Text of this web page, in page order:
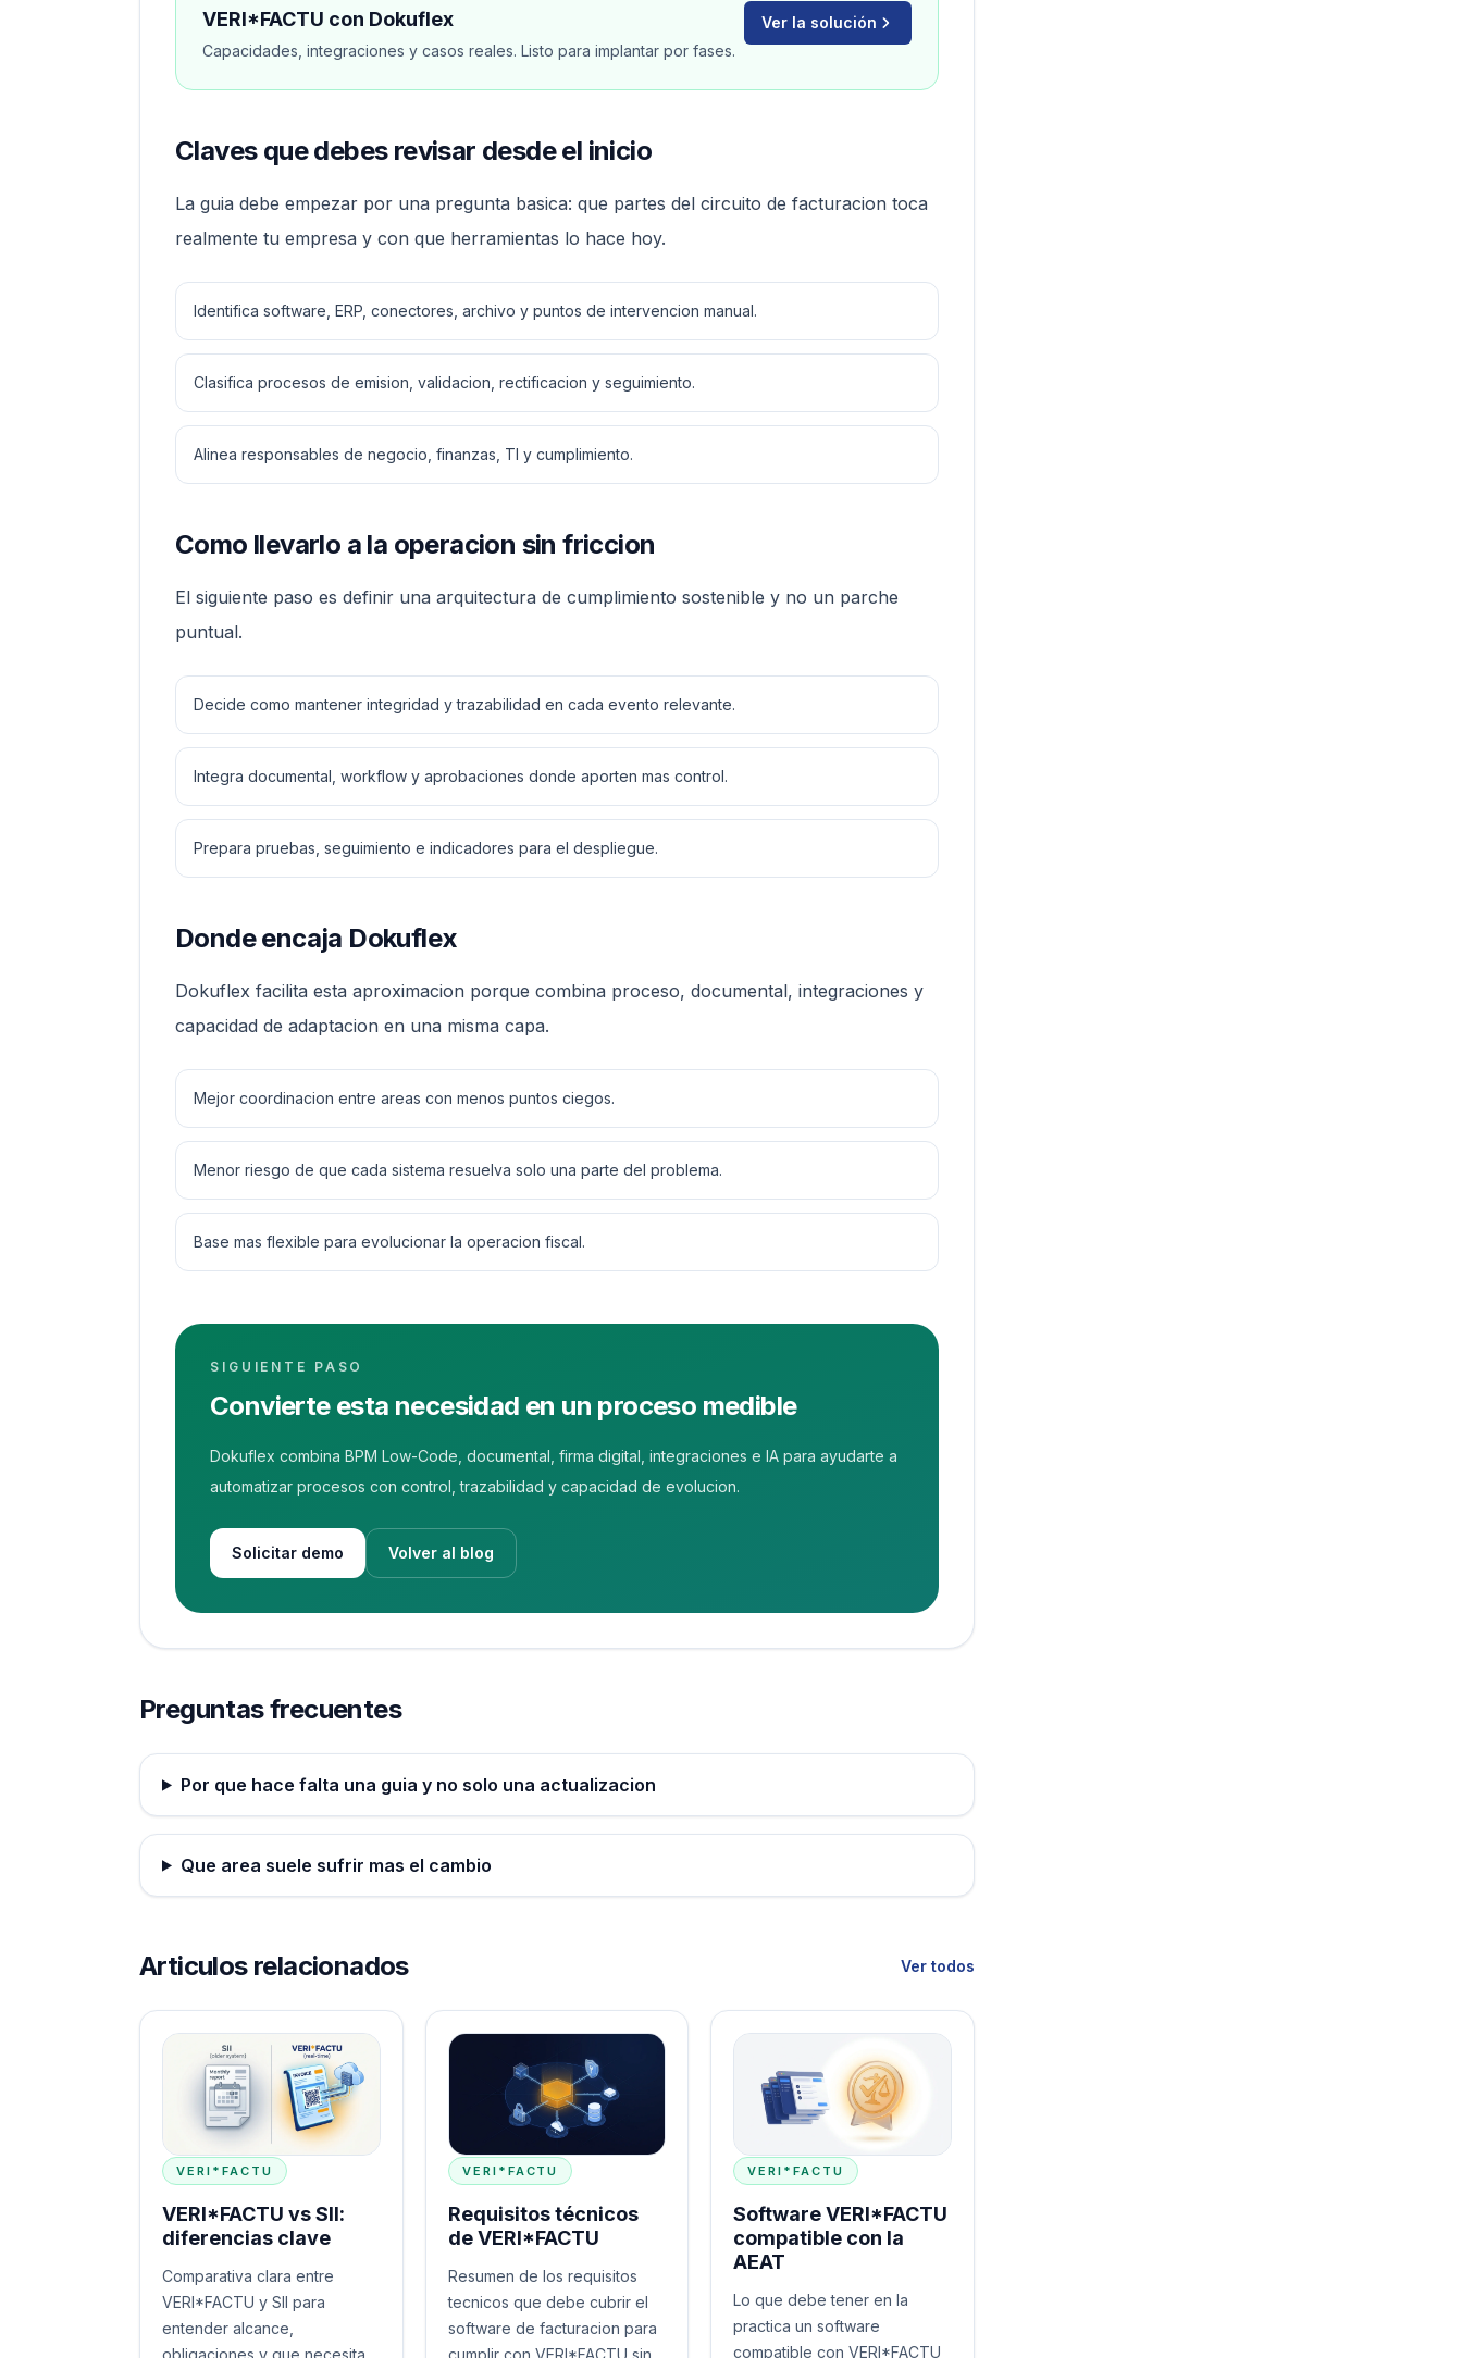
VERI*FACTU con Dokuflex
Capacidades, integraciones y casos reales. Listo para implantar por fases.
Ver la solución
Claves que debes revisar desde el inicio
La guia debe empezar por una pregunta basica: que partes del circuito de facturacion toca
realmente tu empresa y con que herramientas lo hace hoy.
Identifica software, ERP, conectores, archivo y puntos de intervencion manual.
Clasifica procesos de emision, validacion, rectificacion y seguimiento.
Alinea responsables de negocio, finanzas, TI y cumplimiento.
Como llevarlo a la operacion sin friccion
El siguiente paso es definir una arquitectura de cumplimiento sostenible y no un parche
puntual.
Decide como mantener integridad y trazabilidad en cada evento relevante.
Integra documental, workflow y aprobaciones donde aporten mas control.
Prepara pruebas, seguimiento e indicadores para el despliegue.
Donde encaja Dokuflex
Dokuflex facilita esta aproximacion porque combina proceso, documental, integraciones y
capacidad de adaptacion en una misma capa.
Mejor coordinacion entre areas con menos puntos ciegos.
Menor riesgo de que cada sistema resuelva solo una parte del problema.
Base mas flexible para evolucionar la operacion fiscal.
SIGUIENTE PASO
Convierte esta necesidad en un proceso medible
Dokuflex combina BPM Low-Code, documental, firma digital, integraciones e IA para ayudarte a
automatizar procesos con control, trazabilidad y capacidad de evolucion.
Solicitar demo Volver al blog
Preguntas frecuentes
Por que hace falta una guia y no solo una actualizacion
Que area suele sufrir mas el cambio
Articulos relacionados Ver todos
VERI*FACTU
VERI*FACTU vs SII:
diferencias clave
Comparativa clara entre
VERI*FACTU y SII para
entender alcance,
obligaciones y que necesita
VERI*FACTU
Requisitos técnicos
de VERI*FACTU
Resumen de los requisitos
tecnicos que debe cubrir el
software de facturacion para
cumplir con VERI*FACTU sin
VERI*FACTU
Software VERI*FACTU
compatible con la
AEAT
Lo que debe tener en la
practica un software
compatible con VERI*FACTU